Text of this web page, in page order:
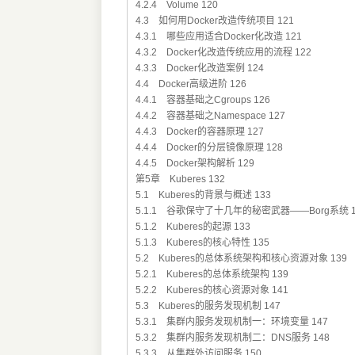
4.2.4 Volume 120
4.3 如何用Docker改造传统项目 121
4.3.1 哪些应用适合Docker化改造 121
4.3.2 Docker化改造传统应用的流程 122
4.3.3 Docker化改造案例 124
4.4 Docker高级进阶 126
4.4.1 容器基础之Cgroups 126
4.4.2 容器基础之Namespace 127
4.4.3 Docker的容器原理 127
4.4.4 Docker的分层镜像原理 128
4.4.5 Docker架构解析 129
第5章 Kuberes 132
5.1 Kuberes的背景与概述 133
5.1.1 谷歌保守了十几年的秘密武器——Borg系统
5.1.2 Kuberes的起源 133
5.1.3 Kuberes的核心特性 135
5.2 Kuberes的总体系统架构和核心资源对象 139
5.2.1 Kuberes的总体系统架构 139
5.2.2 Kuberes的核心资源对象 141
5.3 Kuberes的服务发现机制 147
5.3.1 集群内服务发现机制一：环境变量 147
5.3.2 集群内服务发现机制二：DNS服务 148